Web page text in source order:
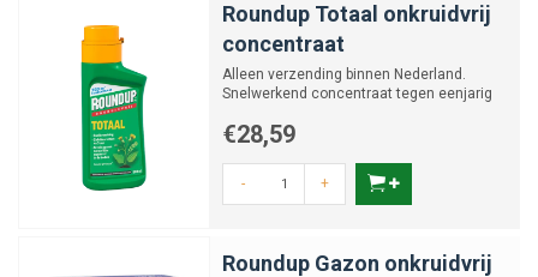
Roundup Totaal onkruidvrij
concentraat
Alleen verzending binnen Nederland.
Snelwerkend concentraat tegen eenjarig
€28,59
- +
Roundup Gazon onkruidvrij